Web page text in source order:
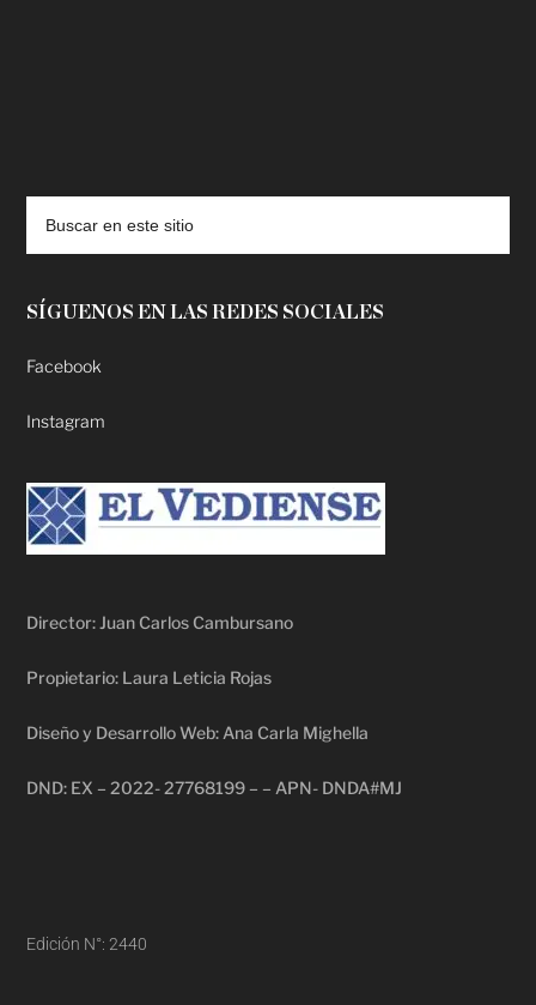
SÍGUENOS EN LAS REDES SOCIALES
Facebook
Instagram
Director: Juan Carlos Cambursano
Propietario: Laura Leticia Rojas
Diseño y Desarrollo Web: Ana Carla Mighella
DND: EX – 2022- 27768199 – – APN- DNDA#MJ
Edición N°: 2440